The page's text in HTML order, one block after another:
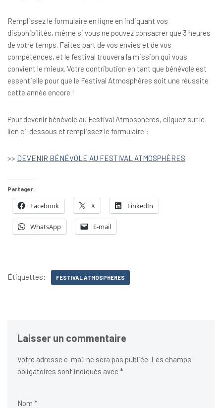
Remplissez le formulaire en ligne en indiquant vos
disponibilités, même si vous ne pouvez consacrer que 3 heures
de votre temps. Faites part de vos envies et de vos
compétences, et le festival trouvera la mission qui vous
convient le mieux. Votre contribution en tant que bénévole est
essentielle pour que le Festival Atmosphères soit une réussite
cette année encore !
Pour devenir bénévole au Festival Atmosphères, cliquez sur le
lien ci-dessous et remplissez le formulaire :
>> DEVENIR BÉNÉVOLE AU FESTIVAL ATMOSPHÈRES
Partager :
Facebook X LinkedIn
WhatsApp E-mail
Étiquettes: FESTIVAL ATMOSPHÈRES
Laisser un commentaire
Votre adresse e-mail ne sera pas publiée. Les champs
obligatoires sont indiqués avec *
Nom *